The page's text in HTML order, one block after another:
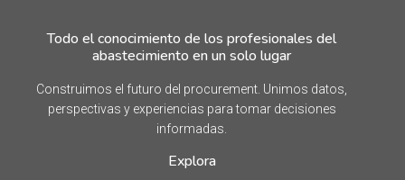
Todo el conocimiento de los profesionales del
abastecimiento en un solo lugar
Construimos el futuro del procurement. Unimos datos,
perspectivas y experiencias para tomar decisiones
informadas.
Explora